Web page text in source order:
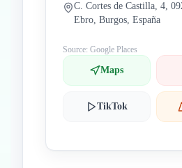
C. Cortes de Castilla, 4,
Ebro, Burgos, España
Source: Google Places
Maps
TikTok